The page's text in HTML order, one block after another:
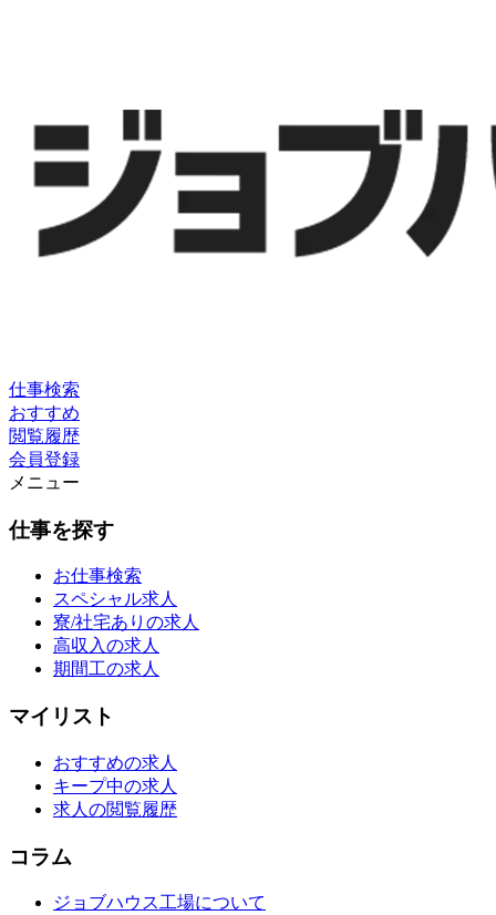
仕事検索
おすすめ
閲覧履歴
会員登録
メニュー
仕事を探す
お仕事検索
スペシャル求人
寮/社宅ありの求人
高収入の求人
期間工の求人
マイリスト
おすすめの求人
キープ中の求人
求人の閲覧履歴
コラム
ジョブハウス工場について